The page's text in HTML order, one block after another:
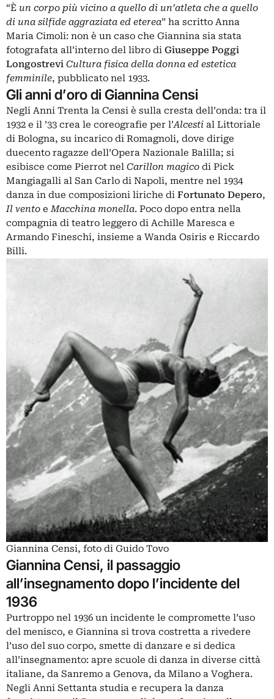
“È un corpo più vicino a quello di un’atleta che a quello
di una silfide aggraziata ed eterea” ha scritto Anna
Maria Cimoli: non è un caso che Giannina sia stata
fotografata all’interno del libro di Giuseppe Poggi
Longostrevi Cultura fisica della donna ed estetica
femminile, pubblicato nel 1933.
Gli anni d’oro di Giannina Censi
Negli Anni Trenta la Censi è sulla cresta dell’onda: tra il
1932 e il ’33 crea le coreografie per l’Alcesti al Littoriale
di Bologna, su incarico di Romagnoli, dove dirige
duecento ragazze dell’Opera Nazionale Balilla; si
esibisce come Pierrot nel Carillon magico di Pick
Mangiagalli al San Carlo di Napoli, mentre nel 1934
danza in due composizioni liriche di Fortunato Depero,
Il vento eMacchina monella. Poco dopo entra nella
compagnia di teatro leggero di Achille Maresca e
Armando Fineschi, insieme a Wanda Osiris e Riccardo
Billi.
Giannina Censi, foto di Guido Tovo
Giannina Censi, il passaggio
all’insegnamento dopo l’incidente del
1936
Purtroppo nel 1936 un incidente le compromette l’uso
del menisco, e Giannina si trova costretta a rivedere
l’uso del suo corpo, smette di danzare e si dedica
all’insegnamento: apre scuole di danza in diverse città
italiane, da Sanremo a Genova, da Milano a Voghera.
Negli Anni Settanta studia e recupera la danza